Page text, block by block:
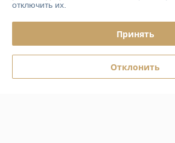
прям на месте.
Показать все отзывы
отключить их.
Принять
Отклонить